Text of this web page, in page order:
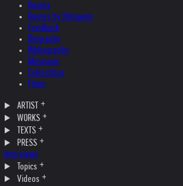
Quotes
Quotes by Helnwein
Feedback
Biography
Bibliography
Museums
Collections
Films
ARTIST
WORKS
TEXTS
PRESS
Interviews
Topics
Videos